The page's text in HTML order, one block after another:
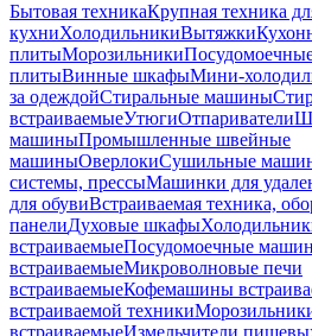
Бытовая техникаКрупная техника
кухниХолодильникиВытяжки
плитыМорозильники
плитыВинные шкафыМини-
за одеждойСтиральные машины
встраиваемыеУтюгиОтпариватели
машиныПромышленные швейные
машиныОверлокиСушильные
системы, прессыМашинки для
для обувиВстраиваемая техника,
панелиДуховые шкафы
встраиваемыеПосудомоечные
встраиваемыеМикроволновые печи
встраиваемыеКофемашины
встраиваемой техники
встраиваемыеИзмельчители